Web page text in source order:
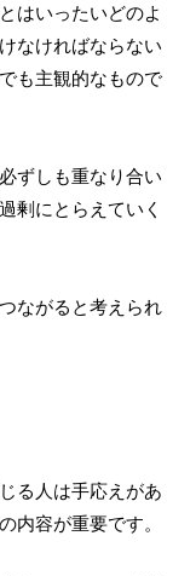
はいったいどのよ
なければならない
も主観的なもので
ずしも重なり合い
剰にとらえていく
ながると考えられ
る人は手応えがあ
内容が重要です。